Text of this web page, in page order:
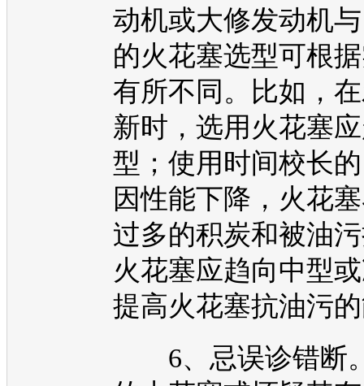
动机或大修发动机
的火花塞选型可根
有所不同。比如，在
新时，选用火花塞
型；使用时间校长
因性能下降，火花
过多的积炭和被油
火花塞应趋向中型
提高火花塞抗油污
6、忌误诊错断